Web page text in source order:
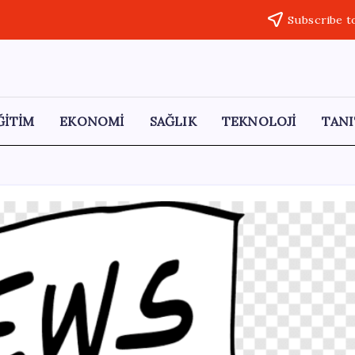
Subscribe
EKONOMİ SAĞLIK TEKNOLOJİ